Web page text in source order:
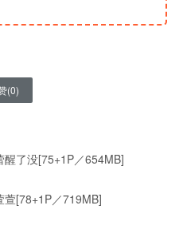
(0)
了没[75+1P／654MB]
[78+1P／719MB]